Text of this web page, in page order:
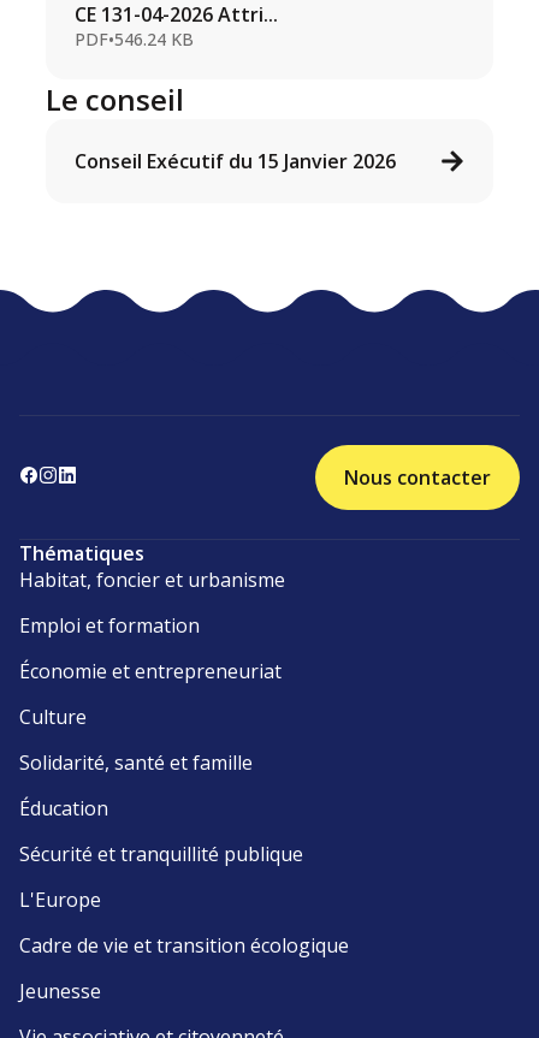
CE 131-04-2026 Attri...
PDF•546.24 KB
Le conseil
Conseil Exécutif du 15 Janvier 2026
Nous contacter
Thématiques
Habitat, foncier et urbanisme
Emploi et formation
Économie et entrepreneuriat
Culture
Solidarité, santé et famille
Éducation
Sécurité et tranquillité publique
L'Europe
Cadre de vie et transition écologique
Jeunesse